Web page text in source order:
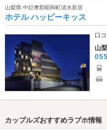
山梨県 中巨摩郡昭和町清水新居
ホテル ハッピーキッス
口
山
カップルズおすすめラブホ情報